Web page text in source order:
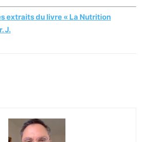
extraits du livre « La Nutrition
J.